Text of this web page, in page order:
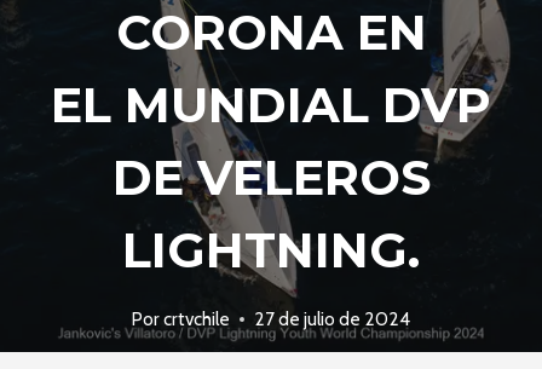
CORONA EN
EL MUNDIAL DVP
DE VELEROS
LIGHTNING.
Porcrtvchile 27 de julio de 2024